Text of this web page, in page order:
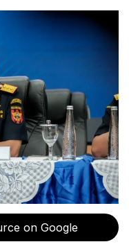
on Google